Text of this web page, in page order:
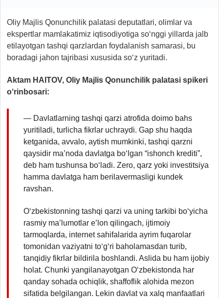
Oliy Majlis Qonunchilik palatasi deputatlari, olimlar va
ekspertlar mamlakatimiz iqtisodiyotiga so‘nggi yillarda jalb
etilayotgan tashqi qarzlardan foydalanish samarasi, bu
boradagi jahon tajribasi xususida so‘z yuritadi.
Aktam HAITOV, Oliy Majlis Qonunchilik palatasi spikeri
o‘rinbosari:
— Davlatlarning tashqi qarzi atrofida doimo bahs
yuritiladi, turlicha fikrlar uchraydi. Gap shu haqda
ketganida, avvalo, aytish mumkinki, tashqi qarzni
qaysidir ma’noda davlatga bo‘lgan “ishonch krediti”,
deb ham tushunsa bo‘ladi. Zero, qarz yoki investitsiya
hamma davlatga ham berilavermasligi kundek
ravshan.
O‘zbekistonning tashqi qarzi va uning tarkibi bo‘yicha
rasmiy ma’lumotlar e’lon qilingach, ijtimoiy
tarmoqlarda, internet sahifalarida ayrim fuqarolar
tomonidan vaziyatni to‘g‘ri baholamasdan turib,
tanqidiy fikrlar bildirila boshlandi. Aslida bu ham ijobiy
holat. Chunki yangilanayotgan O‘zbekistonda har
qanday sohada ochiqlik, shaffoflik alohida mezon
sifatida belgilangan. Lekin davlat va xalq manfaatlari